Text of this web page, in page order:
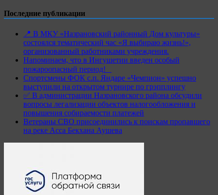
Последние публикации
📍 В МКУ «Назрановский районный Дом культуры»
состоялся тематический час «Я выбираю жизнь!»,
организованный работниками учреждения.
Напоминаем, что в Ингушетии введен особый
пожароопасный период!⁣⁣⠀
Спортсмены ФОК с.п. Яндаре «Чемпион» успешно
выступили на открытом турнире по грэпплингу
✅ В администрации Назрановского района обсудили
вопросы легализации объектов налогообложения и
повышения собираемости платежей
Ветераны СВО присоединились к поискам пропавшего
на реке Асса Бекхана Аушева